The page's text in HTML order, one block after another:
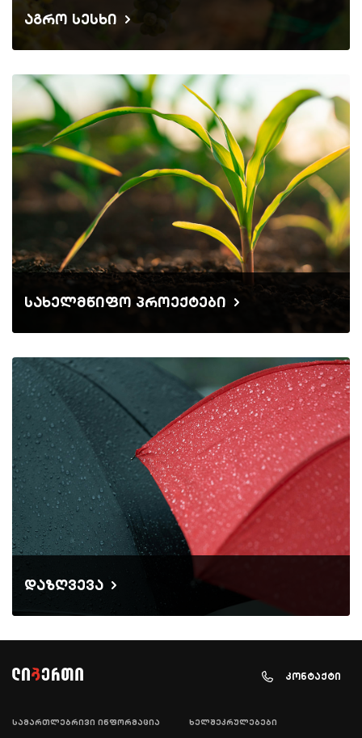
აგრო სესხი
სახელმწიფო პროექტები
დაზღვევა
კონტაქტი
სამართლებრივი ინფორმაცია ხელშეკრულებები